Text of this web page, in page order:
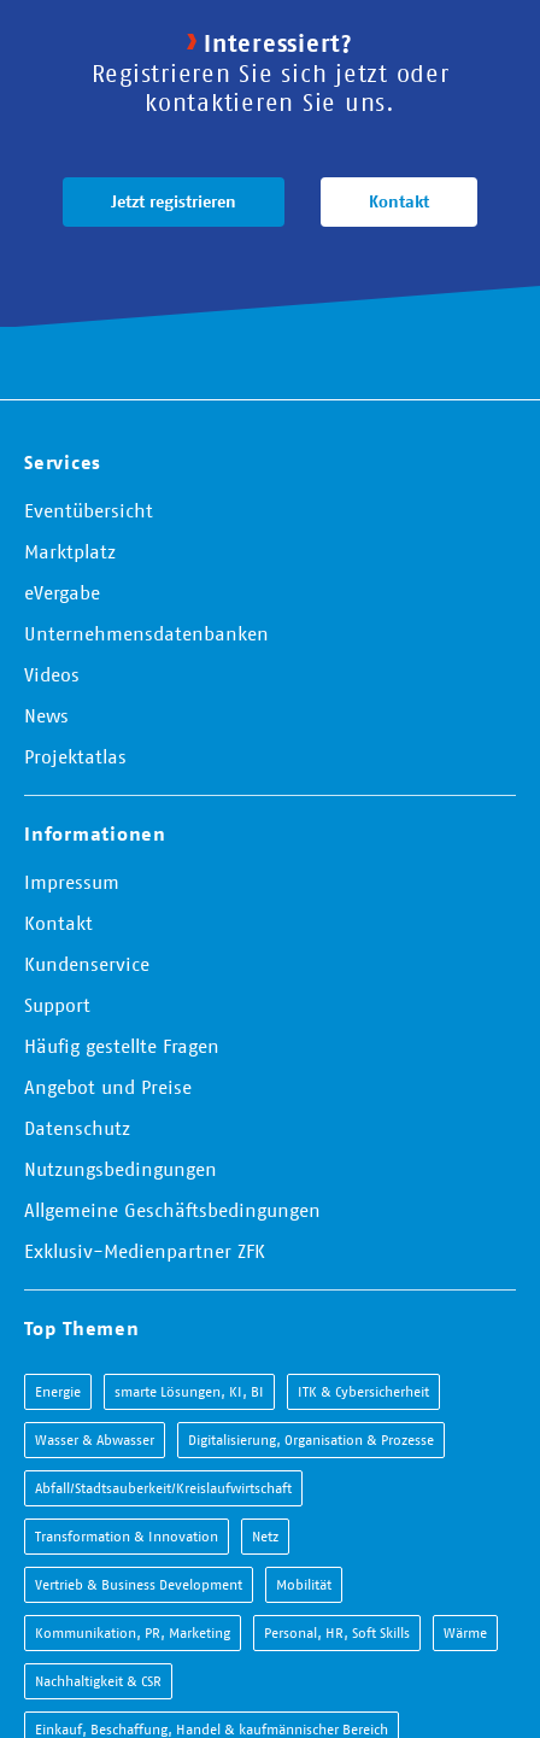
Interessiert?
Registrieren Sie sich jetzt oder
kontaktieren Sie uns.
Jetzt registrieren Kontakt
Services
Eventübersicht
Marktplatz
eVergabe
Unternehmensdatenbanken
Videos
News
Projektatlas
Informationen
Impressum
Kontakt
Kundenservice
Support
Häufig gestellte Fragen
Angebot und Preise
Datenschutz
Nutzungsbedingungen
Allgemeine Geschäftsbedingungen
Exklusiv-Medienpartner ZFK
Top Themen
Energie smarte Lösungen, KI, BI ITK & Cybersicherheit
Wasser & Abwasser Digitalisierung, Organisation & Prozesse
Abfall/Stadtsauberkeit/Kreislaufwirtschaft
Transformation & Innovation Netz
Vertrieb & Business Development Mobilität
Kommunikation, PR, Marketing Personal, HR, Soft Skills Wärme
Nachhaltigkeit & CSR
Einkauf, Beschaffung, Handel & kaufmännischer Bereich